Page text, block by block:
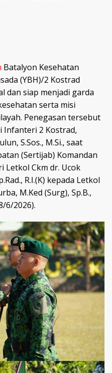
Batalyon Kesehatan
(YBH)/2 Kostrad
dan siap menjadi garda
serta misi
Penegasan tersebut
Infanteri 2 Kostrad,
S.Sos., M.Si., saat
(Sertijab) Komandan
Letkol Ckm dr. Ucok
R.I.(K) kepada Letkol
M.Ked (Surg), Sp.B.,
6/2026).